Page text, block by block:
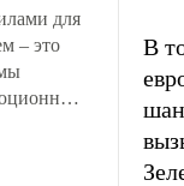
для
– это
лет
В